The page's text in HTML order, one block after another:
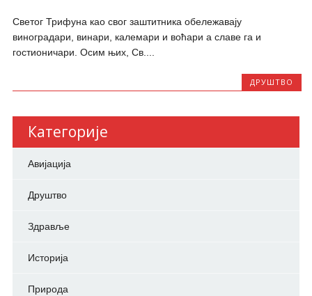
Светог Трифуна као свог заштитника обележавају
виноградари, винари, калемари и воћари а славе га и
гостионичари. Осим њих, Св....
ДРУШТВО
Категорије
Авијација
Друштво
Здравље
Историја
Природа